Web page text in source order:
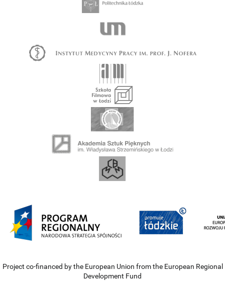
Project co-financed by the European Union from the European Regional
Development Fund